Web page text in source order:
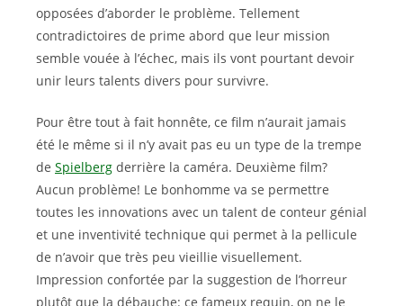
opposées d’aborder le problème. Tellement
contradictoires de prime abord que leur mission
semble vouée à l’échec, mais ils vont pourtant devoir
unir leurs talents divers pour survivre.
Pour être tout à fait honnête, ce film n’aurait jamais
été le même si il n’y avait pas eu un type de la trempe
de Spielberg derrière la caméra. Deuxième film?
Aucun problème! Le bonhomme va se permettre
toutes les innovations avec un talent de conteur génial
et une inventivité technique qui permet à la pellicule
de n’avoir que très peu vieillie visuellement.
Impression confortée par la suggestion de l’horreur
plutôt que la débauche: ce fameux requin, on ne le